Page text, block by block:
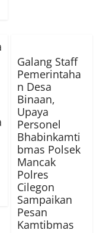
Galang Staff
Pemerintaha
n Desa
Binaan,
Upaya
Personel
Bhabinkamti
bmas Polsek
Mancak
Polres
Cilegon
Sampaikan
Pesan
Kamtibmas